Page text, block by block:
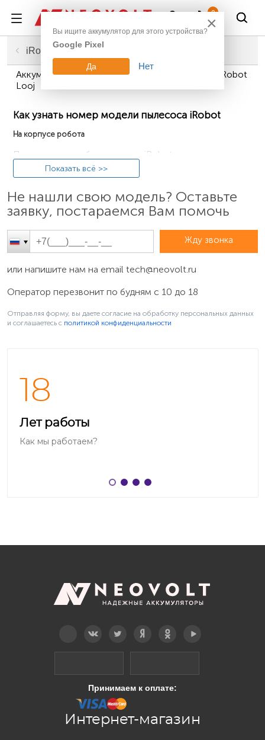
0
Главная
Техника для дома
Аккумуляторы для пылесосов, газонокосилок
iRobot
Аккумуляторы для пылесосов, газонокосилок iRobot
Looj
Как узнать номер модели пылесоса iRobot
На корпусе робота
Переверните робот-пылесос iRobot низом вверх и
найдите обозначение модели на донной части
обозначение (например, «535» или «Roomba e5»).
Обозначается буквами и цифрами на корпусе
аккумулятора пылесоса iRobot чаще всего в нижней
левой части под описанием и характеристиками
(например, «ABL-D1»).
Показать всё >>
Не нашли свою модель? Оставьте
заявку, постараемся Вам помочь
Жду звонка
или напишите нам на email tech@neovolt.ru
Оператор перезвонит по будням с 10 до 18
Отправляя форму, вы даете согласие на обработку персональных данных
и соглашаетесь c политикой конфиденциальности
18
Лет работы
Как мы работаем?
Принимаем к оплате:
Интернет-магазин
×
Вы ищите аккумулятор для этого устройства?
Google Pixel
Да Нет